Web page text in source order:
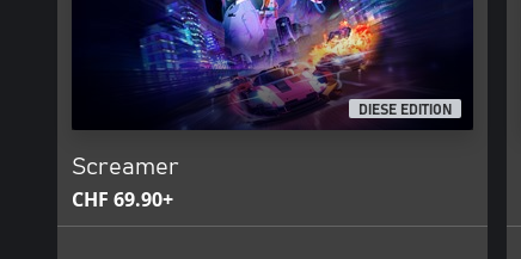
DIESE EDITION
Screamer
CHF 69.90+